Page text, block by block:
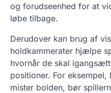
og forudseenhed for at
løbe tilbage.
Derudover kan brug af
holdkammerater hjælpe
hvornår de skal
positioner. For
mister bolden, bør